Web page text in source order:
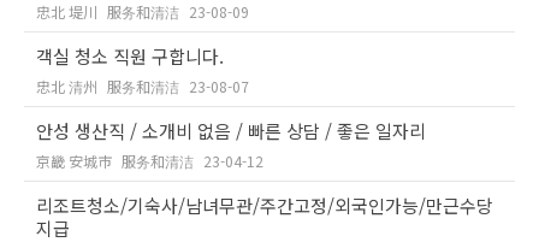
忠北 堤川 服务和清洁 23-08-09
객실 청소 직원 구합니다.
忠北 清州 服务和清洁 23-08-07
안성 생산직 / 소개비 없음 / 빠른 상담 / 좋은 일자리
京畿 安城市 服务和清洁 23-04-12
리조트청소/기숙사/남녀무관/주간고정/외국인가능/만근수당
지급